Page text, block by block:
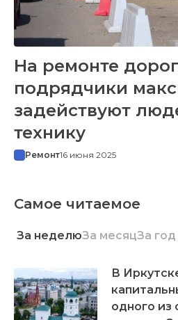
На ремонте
подрядчики
задействуют
технику
Ремонт16 июня 2025
Самое читаемое
За неделюЗа месяцЗа год
В
одного из